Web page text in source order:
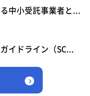
中小受託事業者と...
イドライン（SC...